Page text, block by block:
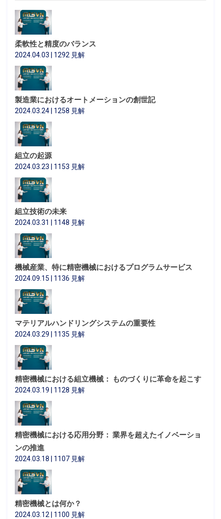
柔軟性と精度のバランス
2024.04.03 | 1292 見解
製造業におけるオートメーションの創世記
2024.03.24 | 1258 見解
組立の起源
2024.03.23 | 1153 見解
組立技術の未来
2024.03.31 | 1148 見解
機械産業、特に精密機械におけるプログラムサービス
2024.09.15 | 1136 見解
マテリアルハンドリングシステムの重要性
2024.03.29 | 1135 見解
精密機械における組立機械： ものづくりに革命を起こす
2024.03.19 | 1128 見解
精密機械における応用分野： 業界を超えたイノベーショ
ンの推進
2024.03.18 | 1107 見解
精密機械とは何か？
2024.03.12 | 1100 見解